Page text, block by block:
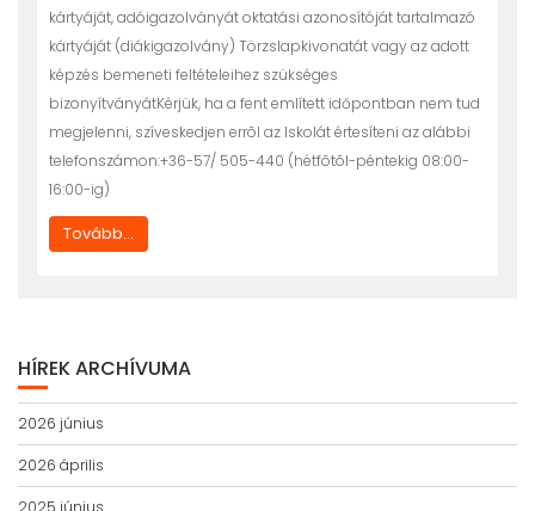
kártyáját, adóigazolványát oktatási azonosítóját tartalmazó
kártyáját (diákigazolvány) Törzslapkivonatát vagy az adott
képzés bemeneti feltételeihez szükséges
bizonyítványátKérjük, ha a fent említett időpontban nem tud
megjelenni, szíveskedjen errõl az Iskolát értesíteni az alábbi
telefonszámon:+36-57/ 505-440 (hétfõtõl-péntekig 08:00-
16:00-ig)
Tovább...
HÍREK ARCHÍVUMA
2026 június
2026 április
2025 június